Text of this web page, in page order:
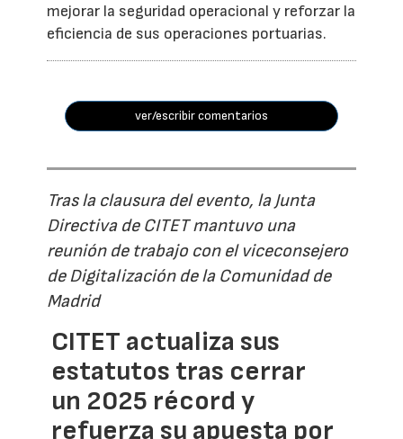
mejorar la seguridad operacional y reforzar la
eficiencia de sus operaciones portuarias.
ver/escribir comentarios
Tras la clausura del evento, la Junta
Directiva de CITET mantuvo una
reunión de trabajo con el viceconsejero
de Digitalización de la Comunidad de
Madrid
CITET actualiza sus
estatutos tras cerrar
un 2025 récord y
refuerza su apuesta por